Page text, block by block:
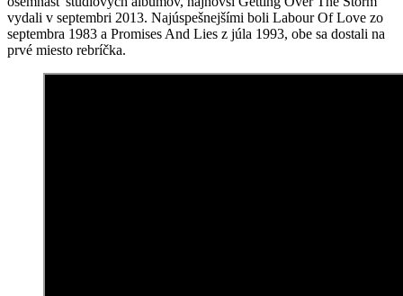
vydali v septembri 2013. Najúspešnejšími boli Labour Of Love zo
septembra 1983 a Promises And Lies z júla 1993, obe sa dostali na
prvé miesto rebríčka.